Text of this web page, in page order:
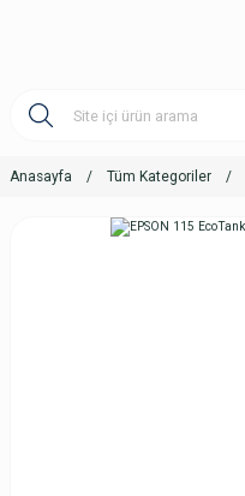
Anasayfa Tüm Kategoriler